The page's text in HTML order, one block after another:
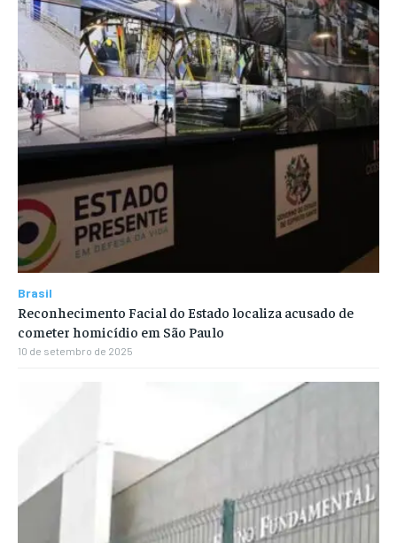
Brasil
Reconhecimento Facial do Estado localiza acusado de
cometer homicídio em São Paulo
10 de setembro de 2025